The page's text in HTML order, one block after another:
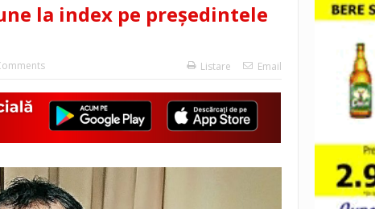
la index pe președintele
Listare Email